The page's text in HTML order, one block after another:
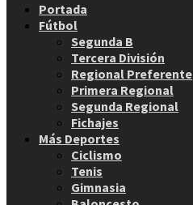
Portada
Fútbol
Segunda B
Tercera División
Regional Preferente
Primera Regional
Segunda Regional
Fichajes
Más Deportes
Ciclismo
Tenis
Gimnasia